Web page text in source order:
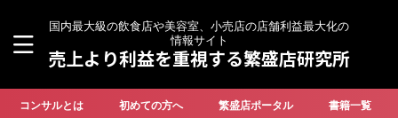
国内最大級の飲食店や美容室、小売店の店舗利益最大化の
情報サイト
売上より利益を重視する繁盛店研究所
コンサルとは 初めての方へ 繁盛店ポータル 書籍一覧